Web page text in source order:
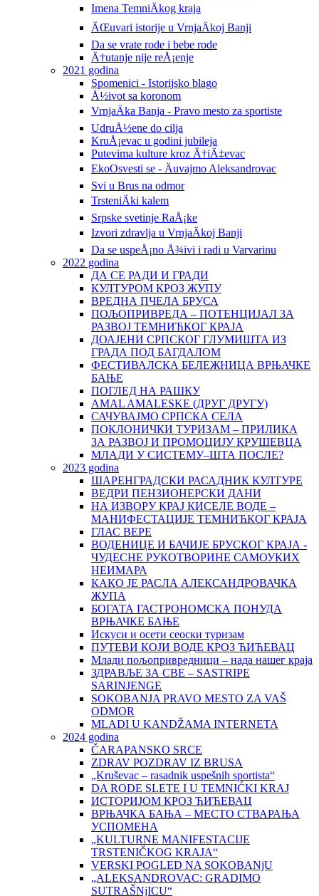
Imena TemniÄkog kraja
ÄŒuvari istorije u VrnjaÄkoj Banji
Da se vrate rode i bebe rode
Ä†utanje nije reÅ¡enje
2021 godina
Spomenici - Istorijsko blago
Å½ivot sa koronom
VrnjaÄka Banja - Pravo mesto za sportiste
UdruÅ½ene do cilja
KruÅ¡evac u godini jubileja
Putevima kulture kroz Ä†iÄ‡evac
EkoOsvesti se - Äuvajmo Aleksandrovac
Svi u Brus na odmor
TrsteniÄki kalem
Srpske svetinje RaÅ¡ke
Izvori zdravlja u VrnjaÄkoj Banji
Da se uspeÅ¡no Å¾ivi i radi u Varvarinu
2022 godina
ДА СЕ РАДИ И ГРАДИ
КУЛТУРОМ КРОЗ ЖУПУ
ВРЕДНА ПЧЕЛА БРУСА
ПОЉОПРИВРЕДА – ПОТЕНЦИЈАЛ ЗА
РАЗВОЈ ТЕМНИЋКОГ КРАЈА
ДОАЈЕНИ СРПСКОГ ГЛУМИШТА ИЗ
ГРАДА ПОД БАГДАЛОМ
ФЕСТИВАЛСКА БЕЛЕЖНИЦА ВРЊАЧКЕ
БАЊЕ
ПОГЛЕД НА РАШКУ
AMAL AMALESKE (ДРУГ ДРУГУ)
САЧУВАЈМО СРПСКА СЕЛА
ПОКЛОНИЧКИ ТУРИЗАМ – ПРИЛИКА
ЗА РАЗВОЈ И ПРОМОЦИЈУ КРУШЕВЦА
МЛАДИ У СИСТЕМУ–ШТА ПОСЛЕ?
2023 godina
ШАРЕНГРАДСКИ РАСАДНИК КУЛТУРЕ
ВЕДРИ ПЕНЗИОНЕРСКИ ДАНИ
НА ИЗВОРУ КРАЈ КИСЕЛЕ ВОДЕ –
МАНИФЕСТАЦИЈЕ ТЕМНИЋКОГ КРАЈА
ГЛАС ВЕРЕ
ВОДЕНИЦЕ И БАЧИЈЕ БРУСКОГ КРАЈА -
ЧУДЕСНЕ РУКОТВОРИНЕ САМОУКИХ
НЕИМАРА
КАКО ЈЕ РАСЛА АЛЕКСАНДРОВАЧКА
ЖУПА
БОГАТА ГАСТРОНОМСКА ПОНУДА
ВРЊАЧКЕ БАЊЕ
Искуси и осети сеоски туризам
ПУТЕВИ КОЈИ ВОДЕ КРОЗ ЋИЋЕВАЦ
Млади пољопривредници – нада нашег краја
ЗДРАВЉЕ ЗА СВЕ – SASTRIPE
SARINJENGE
SOKOBANJA PRAVO MESTO ZA VAŠ
ODMOR
MLADI U KANDŽAMA INTERNETA
2024 godina
ČARAPANSKO SRCE
ZDRAV POZDRAV IZ BRUSA
„Kruševac – rasadnik uspešnih sportista“
DA RODE SLETE I U TEMNIĆKI KRAJ
ИСТОРИЈОМ КРОЗ ЋИЋЕВАЦ
ВРЊАЧКА БАЊА – МЕСТО СТВАРАЊА
УСПОМЕНА
„KULTURNE MANIFESTACIJE
TRSTENIČKOG KRAJA“
VERSKI POGLED NA SOKOBANjU
„ALEKSANDROVAC: GRADIMO
SUTRAŠNjICU“